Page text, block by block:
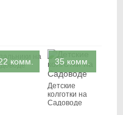
комм.
на
35 комм.
Детские
колготки на
Садоводе